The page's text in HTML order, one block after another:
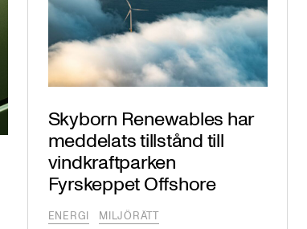
Skyborn Renewables har
meddelats tillstånd till
vindkraftparken
Fyrskeppet Offshore
ENERGI
MILJÖRÄTT